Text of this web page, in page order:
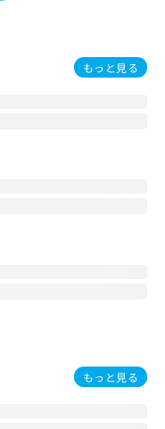
もっと見る
もっと見る